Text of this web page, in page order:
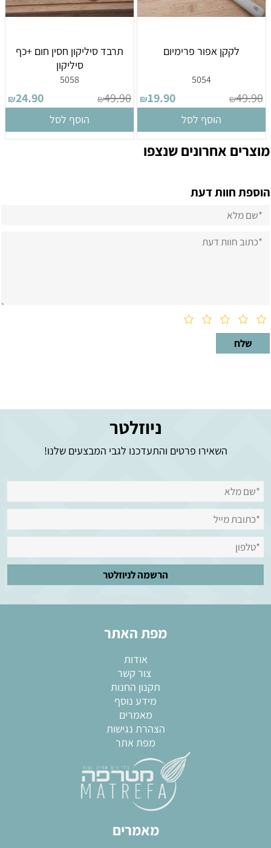
לקקן אפור פרימיום
5054
₪49.90
₪19.90
הוסף לסל
תרבד סיליקון חסין חום +כף
סיליקון
5058
₪49.90
₪24.90
הוסף לסל
מוצרים אחרונים שנצפו
הוספת חוות דעת
ניוזלטר
השאירו פרטים והתעדכנו לגבי המבצעים שלנו!
מפת האתר
אודות
צור קשר
תקנון החנות
מידע נוסף
מאמרים
הצהרת נגישות
מפת אתר
מאמרים